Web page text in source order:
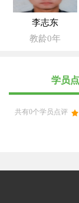
李志东
教龄0年
学员
共有0个学员点评